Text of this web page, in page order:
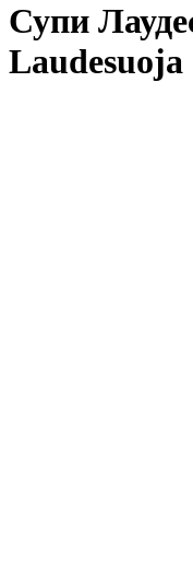
Супи
Laudesuoja